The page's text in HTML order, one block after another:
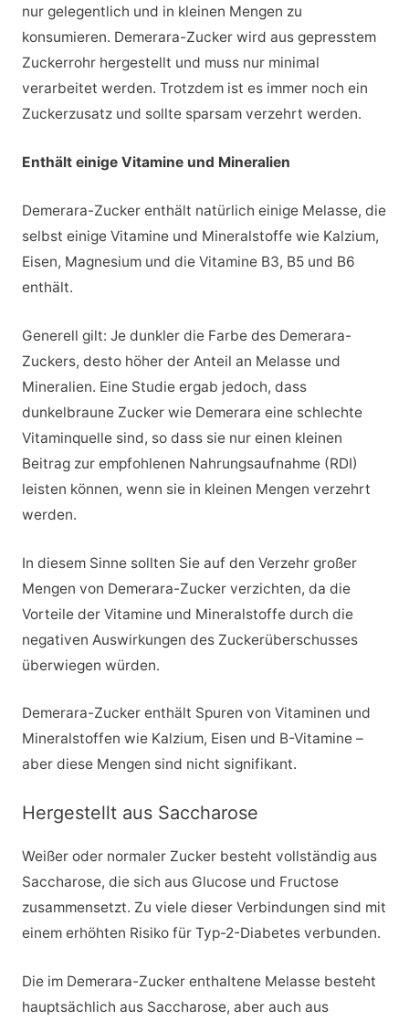
nur gelegentlich und in kleinen Mengen zu
konsumieren. Demerara-Zucker wird aus gepresstem
Zuckerrohr hergestellt und muss nur minimal
verarbeitet werden. Trotzdem ist es immer noch ein
Zuckerzusatz und sollte sparsam verzehrt werden.
Enthält einige Vitamine und Mineralien
Demerara-Zucker enthält natürlich einige Melasse, die
selbst einige Vitamine und Mineralstoffe wie Kalzium,
Eisen, Magnesium und die Vitamine B3, B5 und B6
enthält.
Generell gilt: Je dunkler die Farbe des Demerara-
Zuckers, desto höher der Anteil an Melasse und
Mineralien. Eine Studie ergab jedoch, dass
dunkelbraune Zucker wie Demerara eine schlechte
Vitaminquelle sind, so dass sie nur einen kleinen
Beitrag zur empfohlenen Nahrungsaufnahme (RDI)
leisten können, wenn sie in kleinen Mengen verzehrt
werden.
In diesem Sinne sollten Sie auf den Verzehr großer
Mengen von Demerara-Zucker verzichten, da die
Vorteile der Vitamine und Mineralstoffe durch die
negativen Auswirkungen des Zuckerüberschusses
überwiegen würden.
Demerara-Zucker enthält Spuren von Vitaminen und
Mineralstoffen wie Kalzium, Eisen und B-Vitamine –
aber diese Mengen sind nicht signifikant.
Hergestellt aus Saccharose
Weißer oder normaler Zucker besteht vollständig aus
Saccharose, die sich aus Glucose und Fructose
zusammensetzt. Zu viele dieser Verbindungen sind mit
einem erhöhten Risiko für Typ-2-Diabetes verbunden.
Die im Demerara-Zucker enthaltene Melasse besteht
hauptsächlich aus Saccharose, aber auch aus